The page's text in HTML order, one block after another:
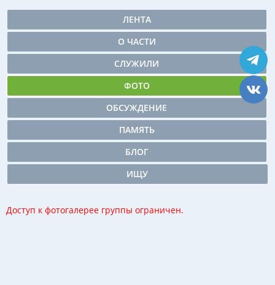
ЛЕНТА
О ЧАСТИ
СЛУЖИЛИ
ФОТО
ОБСУЖДЕНИЕ
ПАМЯТЬ
БЛОГ
ИЩУ
Доступ к фотогалерее группы ограничен.